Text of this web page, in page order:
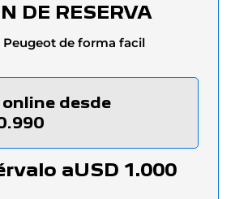
DE RESERVA
Peugeot de forma facil
desde
aUSD 1.000